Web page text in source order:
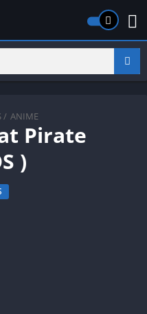
/ ANIME
Pirate
)